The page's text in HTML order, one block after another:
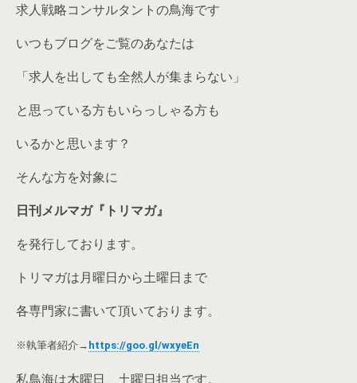
求人戦略コンサルタントの鳥海です
いつもブログをご覧のあなたは
「求人を出しても全然人が集まらない」
と思っている方もいらっしゃる方も
いるかと思います？
そんな方を対象に
日刊メルマガ『トリマガ』
を発行しております。
トリマガは月曜日から土曜日まで
各専門家に書いて頂いております。
※執筆者紹介→ https://goo.gl/wxyeEn
私鳥海は木曜日、土曜日担当です。